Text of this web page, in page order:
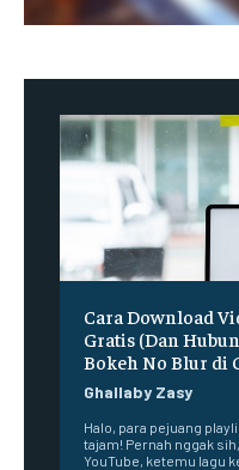
Cara Download
Gratis (Dan
Bokeh No Blur di
Ghallaby Zasy
Halo, para pejuang
tajam! Pernah nggak
YouTube, ketemu lagu